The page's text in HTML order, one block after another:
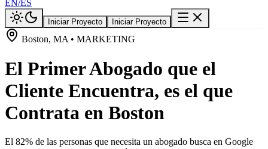
EN/ES
Iniciar Proyecto Iniciar Proyecto
Boston, MA • MARKETING
El Primer Abogado que el
Cliente Encuentra, es el que
Contrata en Boston
El 82% de las personas que necesita un abogado busca en Google